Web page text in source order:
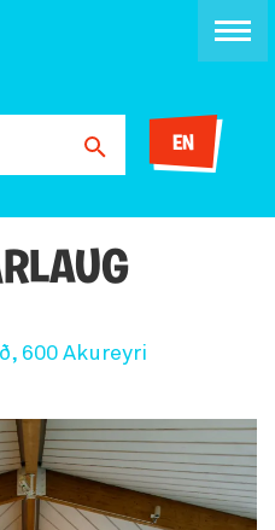
EN
600 Akureyri